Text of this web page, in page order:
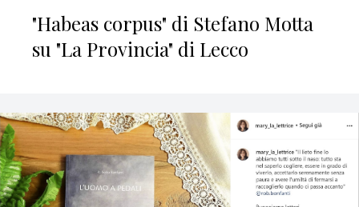
"Habeas corpus" di Stefano Motta
su "La Provincia" di Lecco